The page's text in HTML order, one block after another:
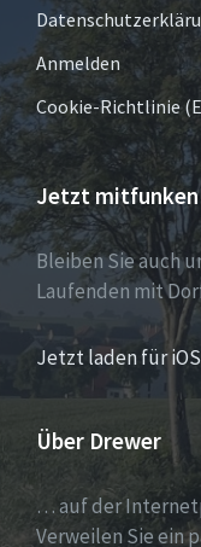
Anmelden
Cookie-Richtlinie
Jetzt
Bleiben Sie auch
Laufenden mit
Jetzt laden für
Über Drewer
… auf der
Verweilen Sie ein